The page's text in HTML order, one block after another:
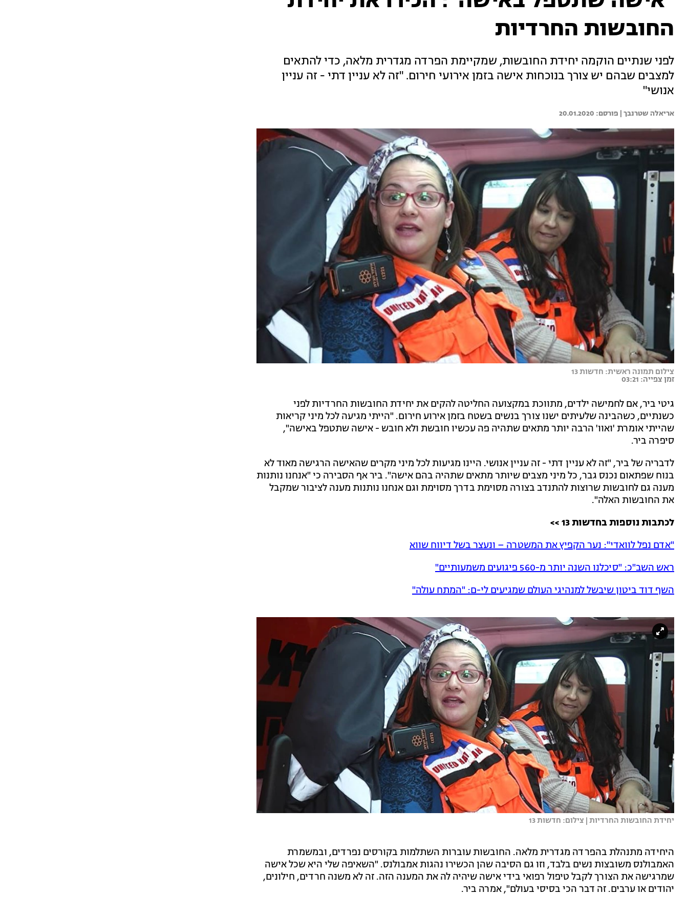
החובשות החרדיות
לפני שנתיים הוקמה יחידת החובשות, שמקיימת הפרדה מגדרית מלאה, כדי להתאים
למצבים שבהם יש צורך בנוכחות אישה בזמן אירועי חירום. "זה לא עניין דתי - זה עניין
אנושי"
אריאלה שטרנבך | 20.01.2020
צילום תמונה ראשית: חדשות 13
זמן צפייה: 03:21
גיטי ביר, אם לחמישה ילדים, מתווכת במקצועה החליטה להקים את יחידת החובשות החרדיות לפני
כשנתיים, כשהבינה שלעיתים ישנו צורך בנשים בשטח בזמן אירוע חירום. "הייתי מגיעה לכל מיני קריאות
שהייתי אומרת 'ואוו' הרבה יותר מתאים שתהיה פה עכשיו חובשת ולא חובש - אישה שתטפל באישה",
סיפרה ביר.
לדבריה של ביר, "זה לא עניין דתי - זה עניין אנושי. היינו מגיעות לכל מיני מקרים שהאישה הרגישה מאוד לא
בנוח שפתאום נכנס גבר, כל מיני מצבים שיותר מתאים שתהיה בהם אישה". ביר אף הסבירה כי "אנחנו נותנות
מענה גם לחובשות שרוצות להתנדב בצורה מסוימת בדרך מסוימת וגם אנחנו נותנות מענה לציבור שמקבל
את החובשות האלה".
לכתבות נוספות בחדשות 13 >>
"אדם נפל לוואדי": נער הקפיץ את המשטרה – ונעצר בשל דיווח שווא
ראש השב"כ: "‏סיכלנו השנה יותר מ-560 פיגועים משמעותיים"
השף דוד ביטון שיבשל למנהיגי העולם שמגיעים לי-ם: "המתח עולה"
יחידת החובשות החרדיות | צילום: חדשות 13
היחידה מתנהלת בהפרדה מגדרית מלאה. החובשות עוברות השתלמות בקורסים נפרדים, ובמשמרת
האמבולנס משובצות נשים בלבד, וזו גם הסיבה שהן הכשירו נהגות אמבולנס. "השאיפה שלי היא שכל אישה
שמרגישה את הצורך לקבל טיפול רפואי בידי אישה שיהיה לה את המענה הזה. זה לא משנה חרדים, חילונים,
יהודים או ערבים. זה דבר הכי בסיסי בעולם", אמרה ביר.